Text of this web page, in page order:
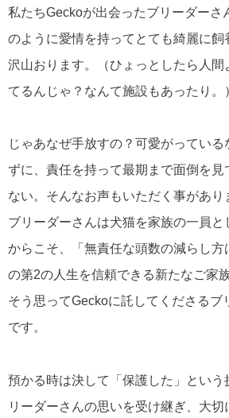
私たちGeckoが出会ったブリーダーさ
のように愛情を持ってとても綺麗に飼
沢山おります。（ひょっとしたら人間
てるんじゃ？なんて施設もあったり。
じゃあなぜ手放すの？可愛がっている
ずに、責任を持って最期まで面倒を見
ない。そんなお声もいただく事があり
ブリーダーさんは犬猫を家族の一員と
からこそ、「無責任な頭数の減らし方
の第2の人生を信頼できる新たなご家
そう思ってGeckoに託してくださるブ
です。
預かる時は決して「保護した」という
リーダーさんの思いを受け継ぎ、大切